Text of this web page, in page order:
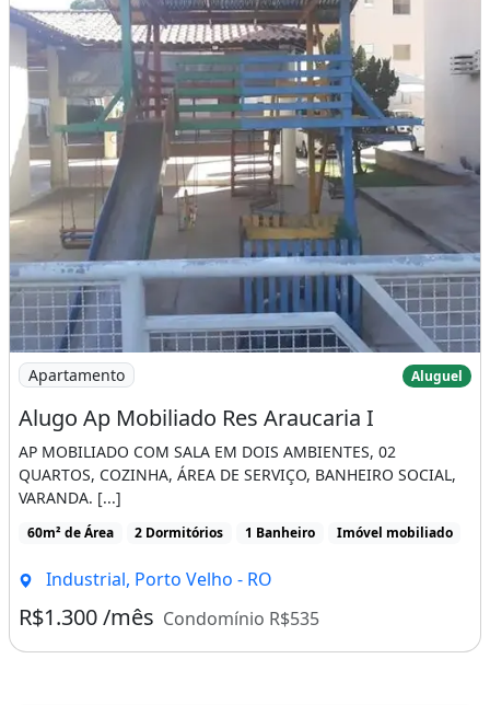
Imagem: Alugo Ap Mobiliado Res Araucaria I
Apartamento Aluguel
Alugo Ap Mobiliado Res Araucaria I
AP MOBILIADO COM SALA EM DOIS AMBIENTES, 02
QUARTOS, COZINHA, ÁREA DE SERVIÇO, BANHEIRO SOCIAL,
VARANDA. [...]
60m² de Área 2 Dormitórios 1 Banheiro Imóvel mobiliado
Industrial, Porto Velho - RO
R$1.300 /mês Condomínio R$535